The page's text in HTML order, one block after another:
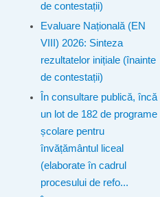
de contestații)
Evaluare Națională (EN
VIII) 2026: Sinteza
rezultatelor inițiale (înainte
de contestații)
În consultare publică, încă
un lot de 182 de programe
școlare pentru
învățământul liceal
(elaborate în cadrul
procesului de refo...